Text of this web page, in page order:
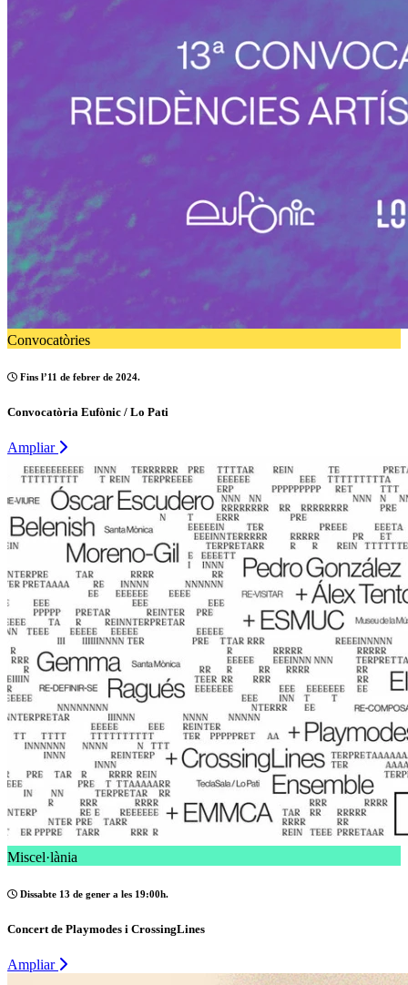
Convocatòries
Fins l’11 de febrer de 2024.
Convocatòria Eufònic / Lo Pati
Ampliar
Miscel·lània
Dissabte 13 de gener a les 19:00h.
Concert de Playmodes i CrossingLines
Ampliar